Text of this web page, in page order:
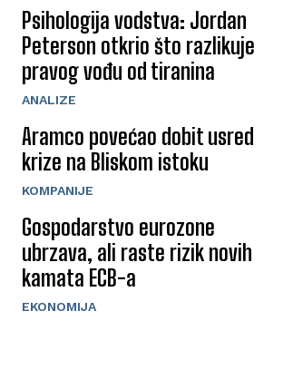
Psihologija vodstva: Jordan
Peterson otkrio što razlikuje
pravog vođu od tiranina
ANALIZE
Aramco povećao dobit usred
krize na Bliskom istoku
KOMPANIJE
Gospodarstvo eurozone
ubrzava, ali raste rizik novih
kamata ECB-a
EKONOMIJA